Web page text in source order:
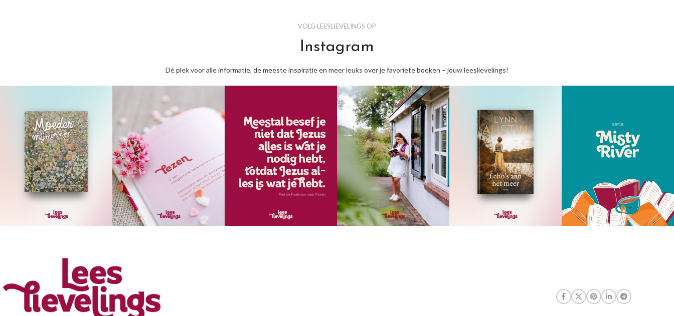
VOLG LEESLIEVELINGS OP
Instagram
Dé plek voor alle informatie, de meeste inspiratie en meer leuks over je favoriete boeken – jouw leeslievelings!